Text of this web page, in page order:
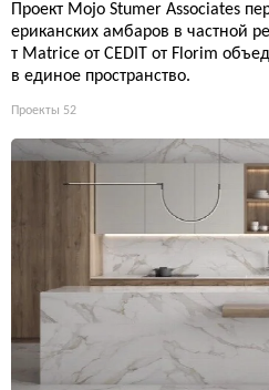
Проект Mojo Stumer Associates
ериканских амбаров в частной
т Matrice от CEDIT от Florim
в единое пространство.
Проекты 52